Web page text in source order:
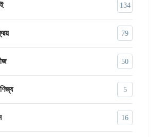
134
79
50
5
16